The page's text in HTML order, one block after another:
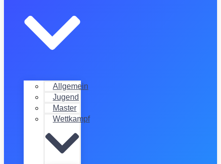
Allgemein
Jugend
Master
Wettkampf